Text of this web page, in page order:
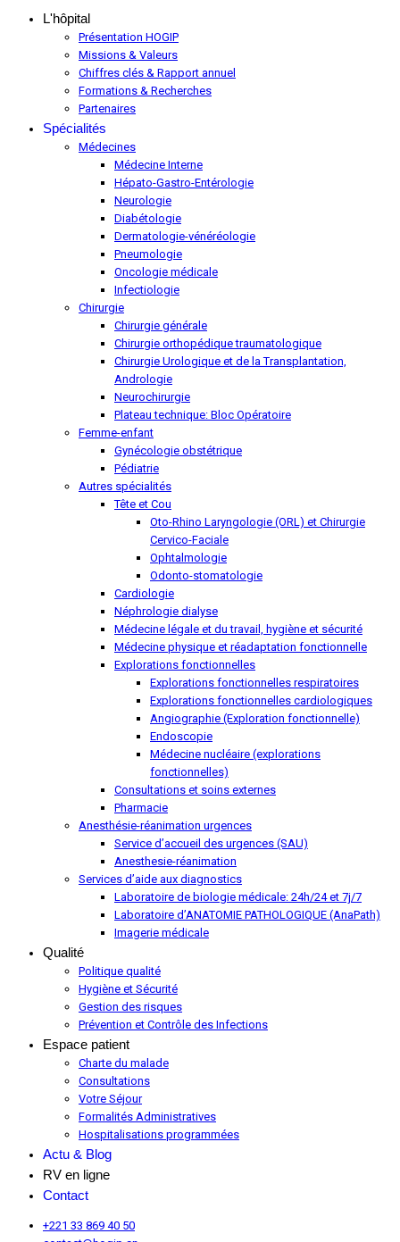
L'hôpital
Présentation HOGIP
Missions & Valeurs
Chiffres clés & Rapport annuel
Formations & Recherches
Partenaires
Spécialités
Médecines
Médecine Interne
Hépato-Gastro-Entérologie
Neurologie
Diabétologie
Dermatologie-vénéréologie
Pneumologie
Oncologie médicale
Infectiologie
Chirurgie
Chirurgie générale
Chirurgie orthopédique traumatologique
Chirurgie Urologique et de la Transplantation,
Andrologie
Neurochirurgie
Plateau technique: Bloc Opératoire
Femme-enfant
Gynécologie obstétrique
Pédiatrie
Autres spécialités
Tête et Cou
Oto-Rhino Laryngologie (ORL) et Chirurgie
Cervico-Faciale
Ophtalmologie
Odonto-stomatologie
Cardiologie
Néphrologie dialyse
Médecine légale et du travail, hygiène et sécurité
Médecine physique et réadaptation fonctionnelle
Explorations fonctionnelles
Explorations fonctionnelles respiratoires
Explorations fonctionnelles cardiologiques
Angiographie (Exploration fonctionnelle)
Endoscopie
Médecine nucléaire (explorations
fonctionnelles)
Consultations et soins externes
Pharmacie
Anesthésie-réanimation urgences
Service d’accueil des urgences (SAU)
Anesthesie-réanimation
Services d’aide aux diagnostics
Laboratoire de biologie médicale: 24h/24 et 7j/7
Laboratoire d’ANATOMIE PATHOLOGIQUE (AnaPath)
Imagerie médicale
Qualité
Politique qualité
Hygiène et Sécurité
Gestion des risques
Prévention et Contrôle des Infections
Espace patient
Charte du malade
Consultations
Votre Séjour
Formalités Administratives
Hospitalisations programmées
Actu & Blog
RV en ligne
Contact
+221 33 869 40 50